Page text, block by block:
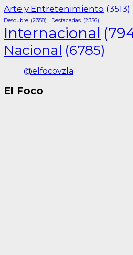
Arte y Entretenimiento (3513)
Descubre (2358) Destacadas (2356)
Internacional
Nacional (6785)
@elfocovzla
El Foco